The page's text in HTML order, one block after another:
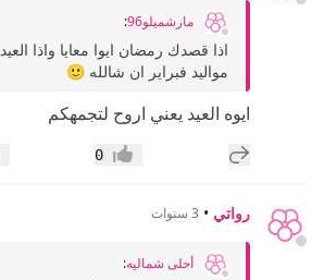
مارشميلو96 :
اذا قصدك رمضان ايوا معايا واذا
مواليد فبراير ان شالله 🙂
ايوه العيد يعني اروح لتجمهكم
إضافة رد جديد إعجاب0
رواتي • 3 سنوات
أحلى شماليه: